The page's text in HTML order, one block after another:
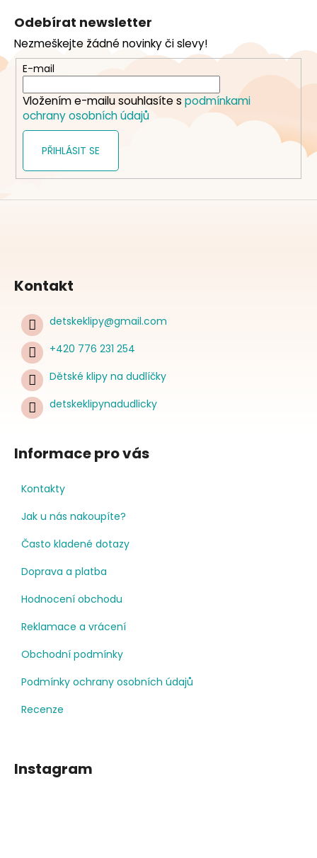
a
t
Odebírat newsletter
Nezmeškejte žádné novinky či slevy!
E-mail
Vložením e-mailu souhlasíte s podmínkami
ochrany osobních údajů
PŘIHLÁSIT SE
Kontakt
detskeklipy@gmail.com
+420 776 231 254
Dětské klipy na dudlíčky
detskeklipynadudlicky
Informace pro vás
Kontakty
Jak u nás nakoupíte?
Často kladené dotazy
Doprava a platba
Hodnocení obchodu
Reklamace a vrácení
Obchodní podmínky
Podmínky ochrany osobních údajů
Recenze
Instagram